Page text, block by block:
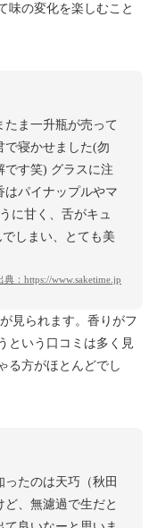
味の変化を楽しむこと
たま一升瓶が売って
で寝かせました(勿
す笑) グラスに注
はパイナップルやマ
に甘く、舌がキュ
しまい、とても美
典： https://www.saketime.jp
見られます。香りがフ
という口コミは多く見
る方がほとんどでし
たのは天巧（秋田
、無濾過で生だと